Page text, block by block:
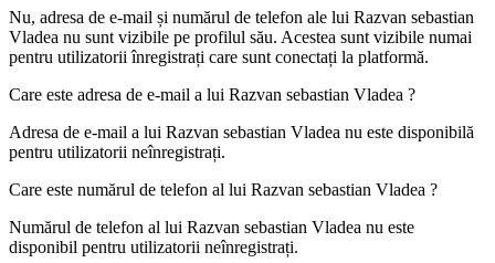
Nu, adresa de e-mail și numărul de telefon ale lui Razvan sebastian
Vladea nu sunt vizibile pe profilul său. Acestea sunt vizibile numai
pentru utilizatorii înregistrați care sunt conectați la platformă.
Care este adresa de e-mail a lui Razvan sebastian Vladea ?
Adresa de e-mail a lui Razvan sebastian Vladea nu este disponibilă
pentru utilizatorii neînregistrați.
Care este numărul de telefon al lui Razvan sebastian Vladea ?
Numărul de telefon al lui Razvan sebastian Vladea nu este
disponibil pentru utilizatorii neînregistrați.